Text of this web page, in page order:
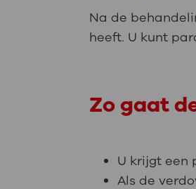
Na de
heeft. U kunt
Zo gaat
U krijgt een
Als de